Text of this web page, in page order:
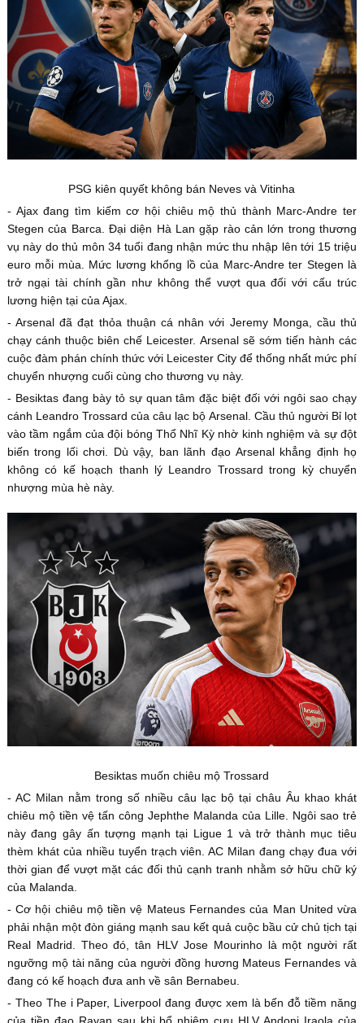
PSG kiên quyết không bán Neves và Vitinha
- Ajax đang tìm kiếm cơ hội chiêu mộ thủ thành Marc-Andre ter
Stegen của Barca. Đại diện Hà Lan gặp rào cản lớn trong thương
vụ này do thủ môn 34 tuổi đang nhận mức thu nhập lên tới 15 triệu
euro mỗi mùa. Mức lương khổng lồ của Marc-Andre ter Stegen là
trở ngại tài chính gần như không thể vượt qua đối với cấu trúc
lương hiện tại của Ajax.
- Arsenal đã đạt thỏa thuận cá nhân với Jeremy Monga, cầu thủ
chạy cánh thuộc biên chế Leicester. Arsenal sẽ sớm tiến hành các
cuộc đàm phán chính thức với Leicester City để thống nhất mức phí
chuyển nhượng cuối cùng cho thương vụ này.
- Besiktas đang bày tỏ sự quan tâm đặc biệt đối với ngôi sao chạy
cánh Leandro Trossard của câu lạc bộ Arsenal. Cầu thủ người Bỉ lọt
vào tầm ngắm của đội bóng Thổ Nhĩ Kỳ nhờ kinh nghiệm và sự đột
biến trong lối chơi. Dù vậy, ban lãnh đạo Arsenal khẳng định họ
không có kế hoạch thanh lý Leandro Trossard trong kỳ chuyển
nhượng mùa hè này.
Besiktas muốn chiêu mộ Trossard
- AC Milan nằm trong số nhiều câu lạc bộ tại châu Âu khao khát
chiêu mộ tiền vệ tấn công Jephthe Malanda của Lille. Ngôi sao trẻ
này đang gây ấn tượng mạnh tại Ligue 1 và trở thành mục tiêu
thèm khát của nhiều tuyển trạch viên. AC Milan đang chạy đua với
thời gian để vượt mặt các đối thủ cạnh tranh nhằm sở hữu chữ ký
của Malanda.
- Cơ hội chiêu mộ tiền vệ Mateus Fernandes của Man United vừa
phải nhận một đòn giáng mạnh sau kết quả cuộc bầu cử chủ tịch tại
Real Madrid. Theo đó, tân HLV Jose Mourinho là một người rất
ngưỡng mộ tài năng của người đồng hương Mateus Fernandes và
đang có kế hoạch đưa anh về sân Bernabeu.
- Theo The i Paper, Liverpool đang được xem là bến đỗ tiềm năng
của tiền đạo Rayan sau khi bổ nhiệm cựu HLV Andoni Iraola của